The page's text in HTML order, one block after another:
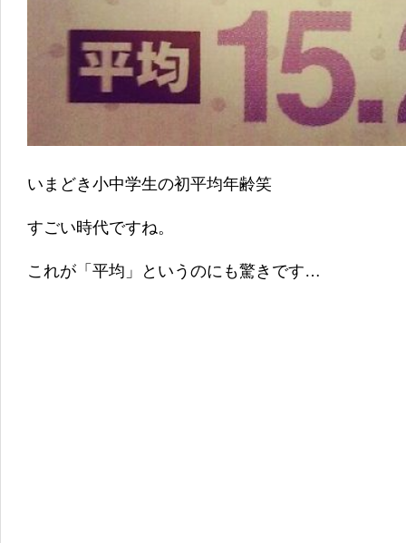
いまどき小中学生の初平均年齢笑
すごい時代ですね。
これが「平均」というのにも驚きです…